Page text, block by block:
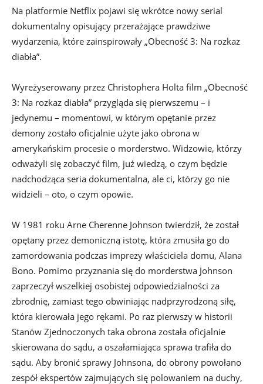
Na platformie Netflix pojawi się wkrótce nowy serial
dokumentalny opisujący przerażające prawdziwe
wydarzenia, które zainspirowały „Obecność 3: Na rozkaz
diabła”.
Wyreżyserowany przez Christophera Holta film „Obecność
3: Na rozkaz diabła” przygląda się pierwszemu – i
jedynemu – momentowi, w którym opętanie przez
demony zostało oficjalnie użyte jako obrona w
amerykańskim procesie o morderstwo. Widzowie, którzy
odważyli się zobaczyć film, już wiedzą, o czym będzie
nadchodząca seria dokumentalna, ale ci, którzy go nie
widzieli – oto, o czym opowie.
W 1981 roku Arne Cherenne Johnson twierdził, że został
opętany przez demoniczną istotę, która zmusiła go do
zamordowania podczas imprezy właściciela domu, Alana
Bono. Pomimo przyznania się do morderstwa Johnson
zaprzeczył wszelkiej osobistej odpowiedzialności za
zbrodnię, zamiast tego obwiniając nadprzyrodzoną siłę,
która kierowała jego rękami. Po raz pierwszy w historii
Stanów Zjednoczonych taka obrona została oficjalnie
skierowana do sądu, a oszałamiająca sprawa trafiła do
sądu. Aby bronić sprawy Johnsona, do obrony powołano
zespół ekspertów zajmujących się polowaniem na duchy,